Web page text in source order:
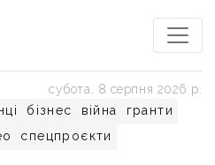
бізнес війна
гранти
спецпроєкти
субота, 8 серпня 2026 р.